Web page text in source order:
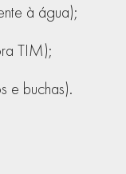
à água);
TIM);
e buchas).